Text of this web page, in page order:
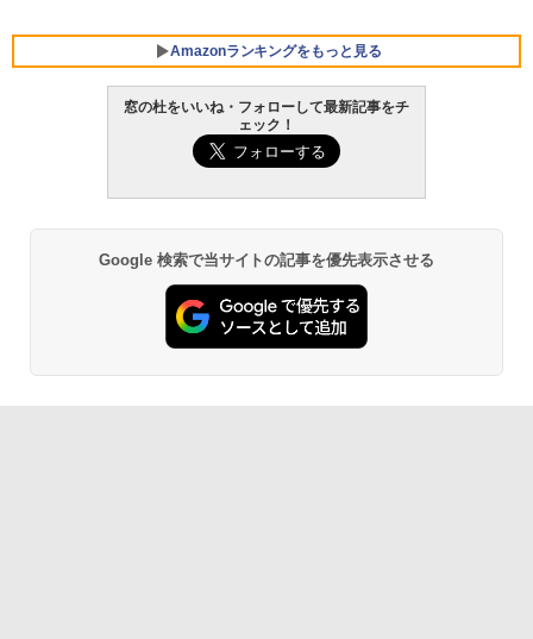
Amazonランキングをもっと見る
窓の杜をいいね・フォローして最新記事をチ
ェック！
Google 検索で当サイトの記事を優先表示させる